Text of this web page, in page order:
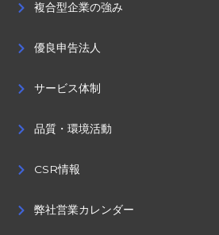
複合型企業の強み
優良申告法人
サービス体制
品質・環境活動
CSR情報
弊社営業カレンダー